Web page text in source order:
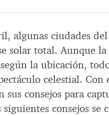
algunas ciudades
solar total. Aunque
la ubicación,
celestial. Con
sus consejos para
siguientes consejos